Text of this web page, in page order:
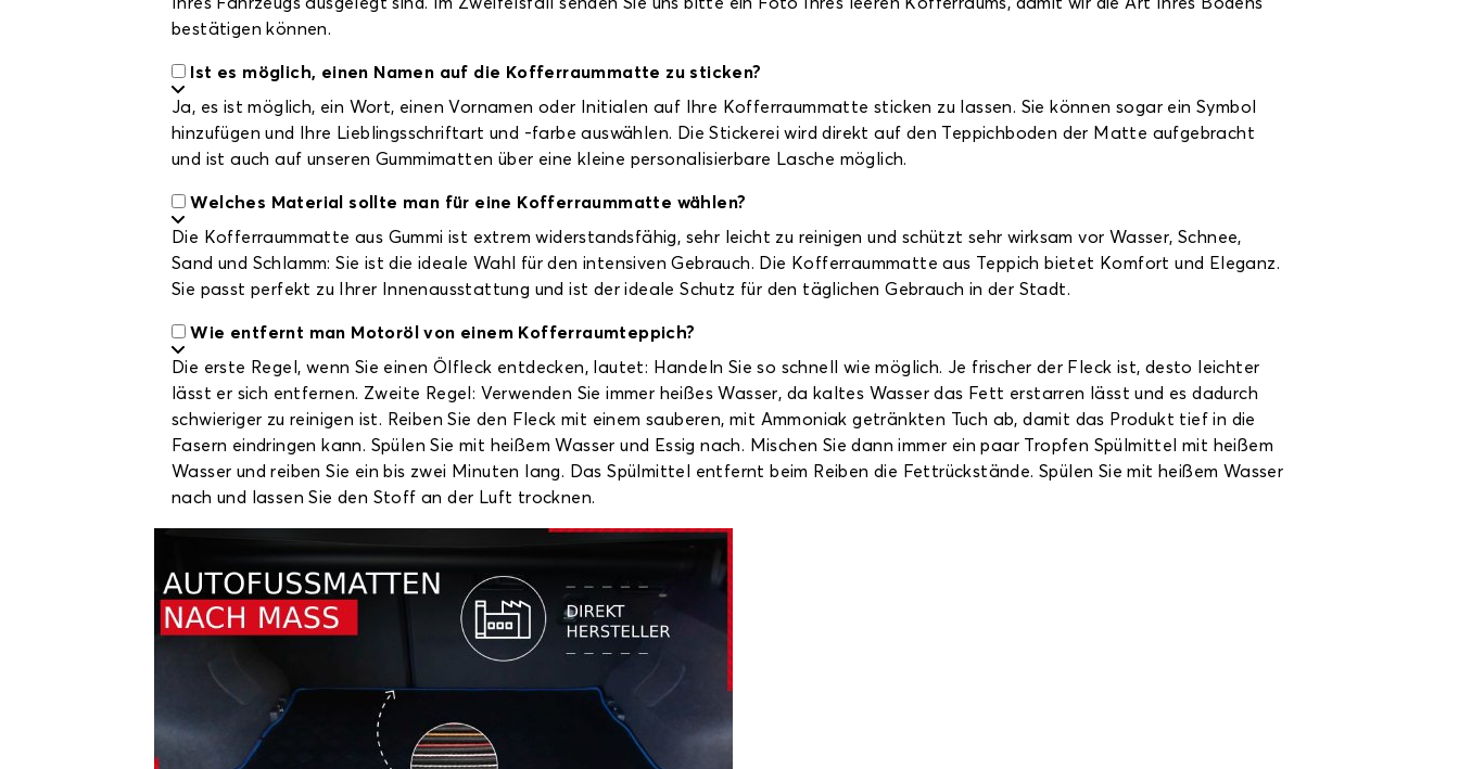
bestätigen können.
Ist es möglich, einen Namen auf die Kofferraummatte zu sticken?
Ja, es ist möglich, ein Wort, einen Vornamen oder Initialen auf Ihre Kofferraummatte sticken zu lassen. Sie können sogar ein Symbol
hinzufügen und Ihre Lieblingsschriftart und -farbe auswählen. Die Stickerei wird direkt auf den Teppichboden der Matte aufgebracht
und ist auch auf unseren Gummimatten über eine kleine personalisierbare Lasche möglich.
Welches Material sollte man für eine Kofferraummatte wählen?
Die Kofferraummatte aus Gummi ist extrem widerstandsfähig, sehr leicht zu reinigen und schützt sehr wirksam vor Wasser, Schnee,
Sand und Schlamm: Sie ist die ideale Wahl für den intensiven Gebrauch. Die Kofferraummatte aus Teppich bietet Komfort und Eleganz.
Sie passt perfekt zu Ihrer Innenausstattung und ist der ideale Schutz für den täglichen Gebrauch in der Stadt.
Wie entfernt man Motoröl von einem Kofferraumteppich?
Die erste Regel, wenn Sie einen Ölfleck entdecken, lautet: Handeln Sie so schnell wie möglich. Je frischer der Fleck ist, desto leichter
lässt er sich entfernen. Zweite Regel: Verwenden Sie immer heißes Wasser, da kaltes Wasser das Fett erstarren lässt und es dadurch
schwieriger zu reinigen ist. Reiben Sie den Fleck mit einem sauberen, mit Ammoniak getränkten Tuch ab, damit das Produkt tief in die
Fasern eindringen kann. Spülen Sie mit heißem Wasser und Essig nach. Mischen Sie dann immer ein paar Tropfen Spülmittel mit heißem
Wasser und reiben Sie ein bis zwei Minuten lang. Das Spülmittel entfernt beim Reiben die Fettrückstände. Spülen Sie mit heißem Wasser
nach und lassen Sie den Stoff an der Luft trocknen.